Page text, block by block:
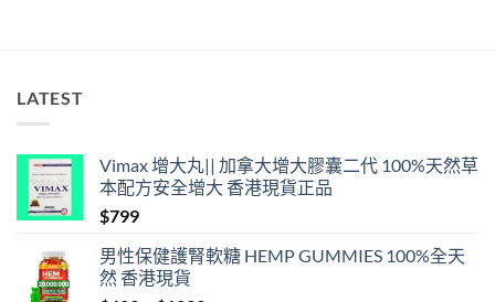
LATEST
Vimax 增大丸|| 加拿大增大膠囊二代 100%天然草
本配方安全增大 香港現貨正品
$799
男性保健護腎軟糖 HEMP GUMMIES 100%全天
然 香港現貨